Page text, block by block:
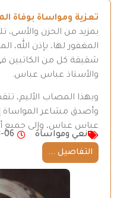
تعزية ومواساة بوفاة
بمزيد من الحزن والأسى،
المغفور لها، بإذن
شقيقة كل من الكاتبين
والأستاذ عباس عباس.
وبهذا المصاب الأليم،
وأصدق مشاعر المواساة
عباس عباس، وإلى جميع
نعي ومواساة
06
التفاصيل ...